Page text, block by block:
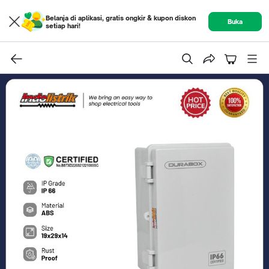
Belanja di aplikasi, gratis ongkir & kupon diskon
setiap hari!
Buka